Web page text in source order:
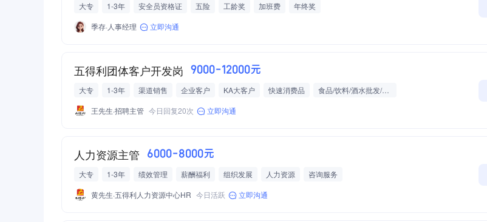
大专 1-3年 安全员资格证 五险 工龄奖 加班费
年终奖
季存·人事经理
立即沟通
五得利团体客户开发岗 9000-12000元
大专 1-3年 渠道销售 企业客户 KA大客户 快速消费品
食品/饮料/酒水批发/零售/贸易
食品/饮品/烟酒制造
王先生·招聘主管 今日回复20次 立即沟通
人力资源主管 6000-8000元
大专 1-3年 绩效管理 薪酬福利 组织发展 人力资源
咨询服务
黄先生·五得利人力资源中心HR 今日活跃 立即沟通